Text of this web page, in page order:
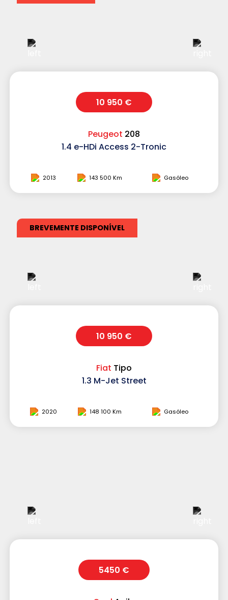
10 950 €
Peugeot 208
1.4 e-HDi Access 2-Tronic
2013 143 500 Km Gasóleo
10 950 €
Fiat Tipo
1.3 M-Jet Street
2020 148 100 Km Gasóleo
BREVEMENTE DISPONÍVEL
5450 €